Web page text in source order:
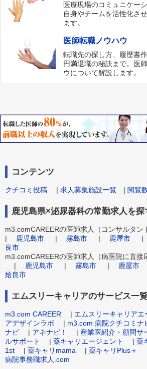
医療現場のコミュニケー
自身やチームを活性化さ
ます。
医師転職ノウハウ
転職先の探し方、履歴書
円満退職の秘訣まで。医
ウについて解説します。
コンテンツ
クチコミ投稿 | 求人募集施設一覧 | 閲覧
鹿児島県×泌尿器科の常勤求人を探
m3.comCAREERの医師求人（コンサルタン
|
鹿児島市 | 霧島市 | 鹿屋市
良市
m3.comCAREERの医師求人（病医院に直接
|
鹿児島市 | 霧島市 | 鹿屋市
姶良市
エムスリーキャリアのサービス一
m3.com CAREER | エムスリーキャリアエ
アデザインラボ | m3.com 病院クチコミナ
ナビ | アネナビ！ | 産業医紹介・顧問サ
ルサポート
| 薬キャリエージェント | 薬
1st | 薬キャリmama | 薬キャリPlus＋
病院事務職求人.com